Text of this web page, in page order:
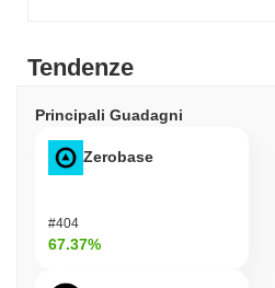
Tendenze
Principali Guadagni
Zerobase
#404
67.37%